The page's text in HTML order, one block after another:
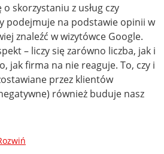
skorzystaniu z usług czy
podejmuje na podstawie opinii w
znaleźć w wizytówce Google.
– liczy się zarówno liczba, jak i
jak firma na nie reaguje. To, czy i
przez klientów
również buduje nasz